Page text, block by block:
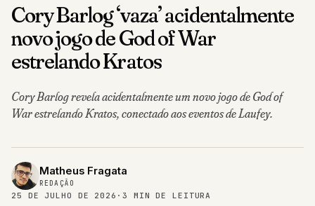
Cory Barlog ‘vaza’ acidentalmente
novo jogo de God of War
estrelando Kratos
Cory Barlog revela acidentalmente um novo jogo de God of
War estrelando Kratos, conectado aos eventos de Laufey.
Matheus Fragata
REDAÇÃO
25 DE JULHO DE 2026 · 3 MIN DE LEITURA